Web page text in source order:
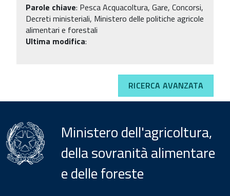
Parole chiave: Pesca Acquacoltura, Gare, Concorsi,
Decreti ministeriali, Ministero delle politiche agricole
alimentari e forestali
Ultima modifica:
RICERCA AVANZATA
Ministero dell'agricoltura,
della sovranità alimentare
e delle foreste